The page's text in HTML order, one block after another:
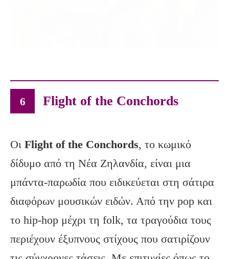
6 Flight of the Conchords
Οι Flightofthe Conchords, το κωμικό
δίδυμο από τη Νέα Ζηλανδία, είναι μια
μπάντα-παρωδία που ειδικεύεται στη σάτιρα
διαφόρων μουσικών ειδών. Από την pop και
το hip-hop μέχρι τη folk, τα τραγούδια τους
περιέχουν έξυπνους στίχους που σατιρίζουν